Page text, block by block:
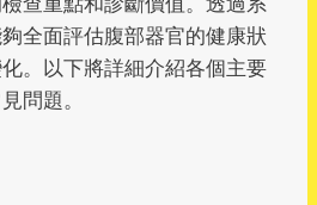
全面評估腹部器官的健康狀
。以下將詳細介紹各個主要
問題。